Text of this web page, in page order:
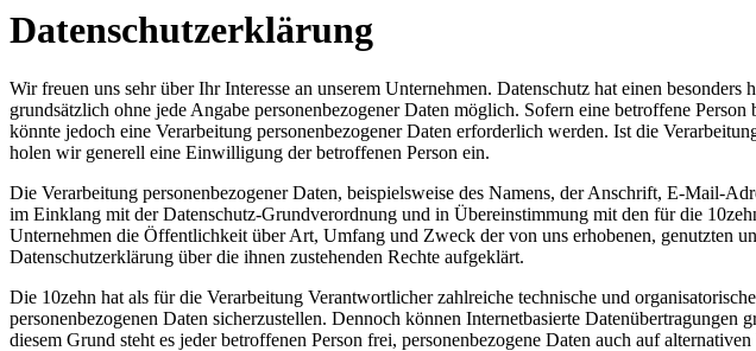
Datenschutzerklärung
Wir freuen uns sehr über Ihr Interesse an unserem Unternehmen. Datenschutz hat einen
grundsätzlich ohne jede Angabe personenbezogener Daten möglich. Sofern eine betroffene
könnte jedoch eine Verarbeitung personenbezogener Daten erforderlich werden. Ist die
holen wir generell eine Einwilligung der betroffenen Person ein.
Die Verarbeitung personenbezogener Daten, beispielsweise des Namens, der Anschrift, E-Mail-
im Einklang mit der Datenschutz-Grundverordnung und in Übereinstimmung mit den für die
Unternehmen die Öffentlichkeit über Art, Umfang und Zweck der von uns erhobenen, genutzten
Datenschutzerklärung über die ihnen zustehenden Rechte aufgeklärt.
Die 10zehn hat als für die Verarbeitung Verantwortlicher zahlreiche technische und
personenbezogenen Daten sicherzustellen. Dennoch können Internetbasierte
diesem Grund steht es jeder betroffenen Person frei, personenbezogene Daten auch auf